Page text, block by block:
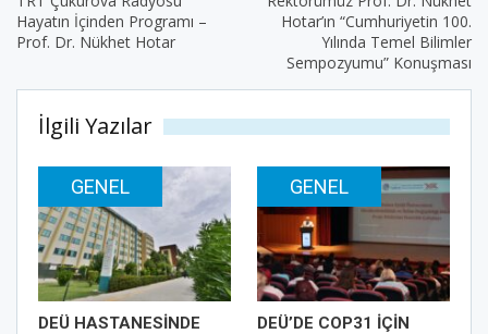
Hayatın İçinden Programı –
Prof. Dr. Nükhet Hotar
Hotar’ın “Cumhuriyetin 100.
Yılında Temel Bilimler
Sempozyumu” Konuşması
İlgili Yazılar
GENEL
DEÜ HASTANESİNDE
GENEL
DEÜ’DE COP31 İÇİN